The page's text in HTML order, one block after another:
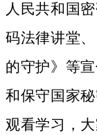
人民共和国密
码法律讲堂、
的守护》等宣
和保守国家
观看学习，